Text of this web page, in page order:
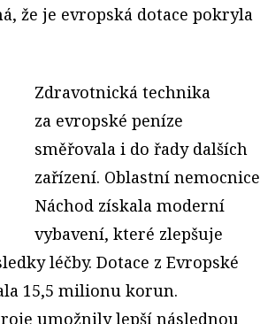
že je evropská dotace pokryla
Zdravotnická technika
za evropské peníze
směřovala i do řady dalších
zařízení. Oblastní nemocnice
Náchod získala moderní
vybavení, které zlepšuje
léčby. Dotace z Evropské
15,5 milionu korun.
umožnily lepší následnou